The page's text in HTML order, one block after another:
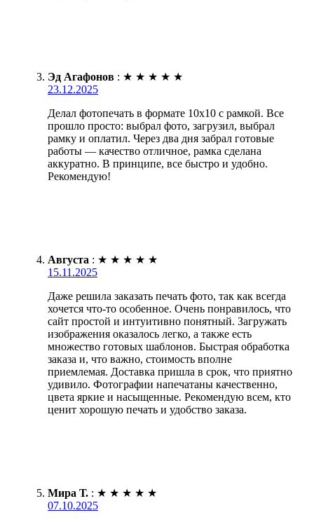
Эд Агафонов : ★ ★ ★ ★ ★
23.12.2025
Делал фотопечать в формате 10х10 с рамкой. Все
прошло просто: выбрал фото, загрузил, выбрал
рамку и оплатил. Через два дня забрал готовые
работы — качество отличное, рамка сделана
аккуратно. В принципе, все быстро и удобно.
Рекомендую!
Августа : ★ ★ ★ ★ ★
15.11.2025
Даже решила заказать печать фото, так как всегда
хочется что-то особенное. Очень понравилось, что
сайт простой и интуитивно понятный. Загружать
изображения оказалось легко, а также есть
множество готовых шаблонов. Быстрая обработка
заказа и, что важно, стоимость вполне
приемлемая. Доставка пришла в срок, что приятно
удивило. Фотографии напечатаны качественно,
цвета яркие и насыщенные. Рекомендую всем, кто
ценит хорошую печать и удобство заказа.
Мира Т. : ★ ★ ★ ★ ★
07.10.2025